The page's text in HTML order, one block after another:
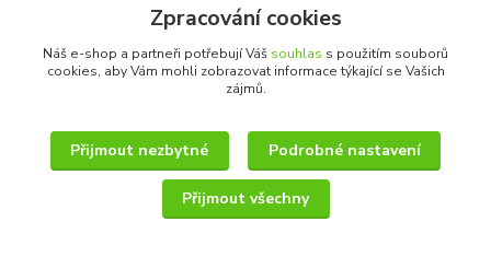
+420 728 830 042
info@pmkshop.cz
Zpracování cookies
Náš e-shop a partneři potřebují Váš souhlas s použitím souborů
cookies, aby Vám mohli zobrazovat informace týkající se Vašich
zájmů.
Přijmout nezbytné Podrobné nastavení
Přijmout všechny